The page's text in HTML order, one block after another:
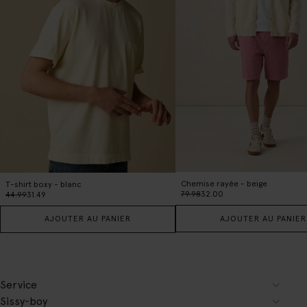
T-shirt boxy - blanc
44.9931.49
AJOUTER AU PANIER
Chemise rayée - beige
79.9832.00
AJOUTER AU PANIER
Service
Sissy-boy